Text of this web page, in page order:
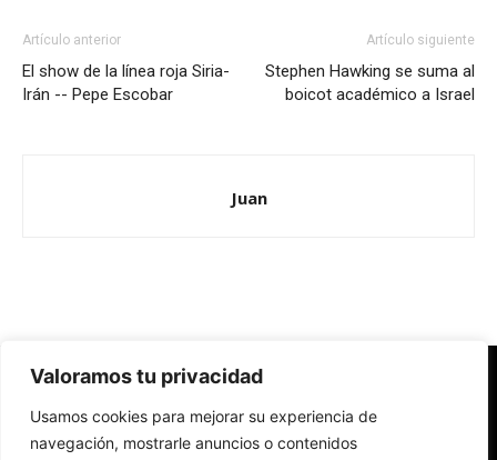
Valoramos tu privacidad
Usamos cookies para mejorar su experiencia de
navegación, mostrarle anuncios o contenidos
Artículo anterior
El show de la línea roja Siria-
Irán -- Pepe Escobar
Artículo siguiente
Stephen Hawking se suma al
boicot académico a Israel
Juan
Redes Cristianas
Una mirada alternativa sobre la Iglesia católica y la sociedad
- Colectivos de Redes Cristianas